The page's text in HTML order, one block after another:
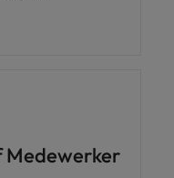
Medewerker